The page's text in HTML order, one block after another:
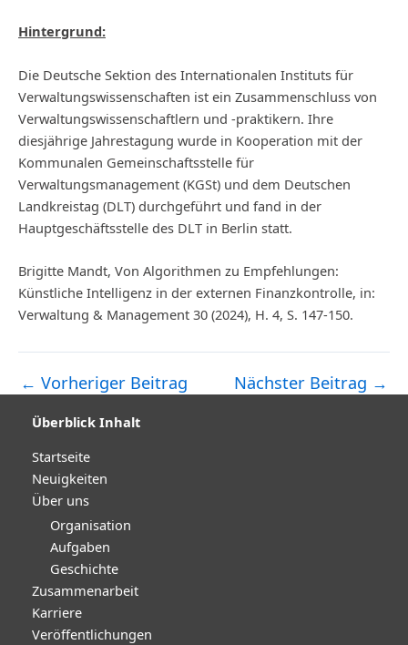
Hintergrund:
Die Deutsche Sektion des Internationalen Instituts für
Verwaltungswissenschaften ist ein Zusammenschluss von
Verwaltungswissenschaftlern und -praktikern. Ihre
diesjährige Jahrestagung wurde in Kooperation mit der
Kommunalen Gemeinschaftsstelle für
Verwaltungsmanagement (KGSt) und dem Deutschen
Landkreistag (DLT) durchgeführt und fand in der
Hauptgeschäftsstelle des DLT in Berlin statt.
Brigitte Mandt, Von Algorithmen zu Empfehlungen:
Künstliche Intelligenz in der externen Finanzkontrolle, in:
Verwaltung & Management 30 (2024), H. 4, S. 147-150.
Post
← Vorheriger Beitrag Nächster Beitrag →
Überblick Inhalt
Startseite
Neuigkeiten
Über uns
Organisation
Aufgaben
Geschichte
Zusammenarbeit
Karriere
Veröffentlichungen